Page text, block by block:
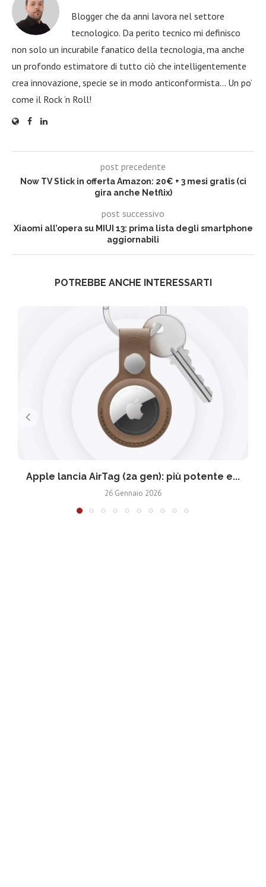
Blogger che da anni lavora nel settore
tecnologico. Da perito tecnico mi definisco
non solo un incurabile fanatico della tecnologia, ma anche
un profondo estimatore di tutto ciò che intelligentemente
crea innovazione, specie se in modo anticonformista… Un po’
come il Rock ‘n Roll!
post precedente
Now TV Stick in offerta Amazon: 20€ + 3 mesi gratis (ci
gira anche Netflix)
post successivo
Xiaomi all’opera su MIUI 13: prima lista degli smartphone
aggiornabili
POTREBBE ANCHE INTERESSARTI
Apple lancia AirTag (2a gen): più potente e...
26 Gennaio 2026